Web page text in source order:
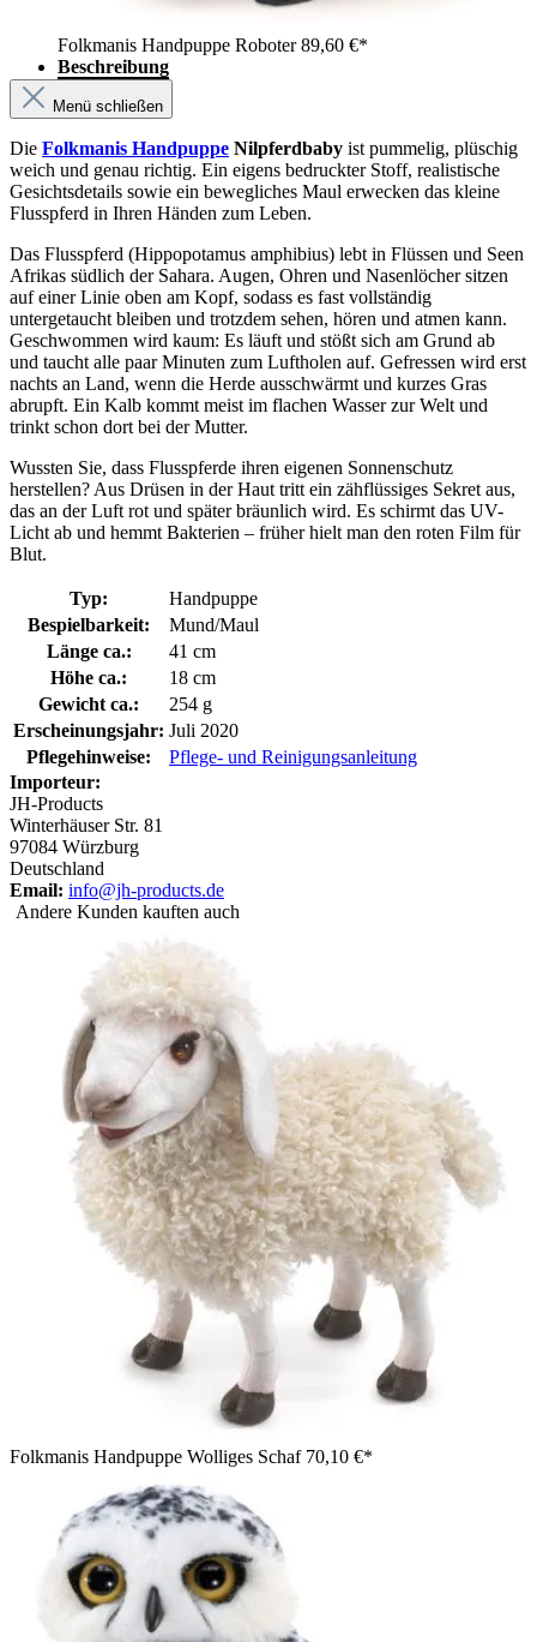
Folkmanis Handpuppe Roboter89,60 €*
Beschreibung
Menü schließen
Die Folkmanis Handpuppe Nilpferdbaby ist pummelig, plüschig
weich und genau richtig. Ein eigens bedruckter Stoff, realistische
Gesichtsdetails sowie ein bewegliches Maul erwecken das kleine
Flusspferd in Ihren Händen zum Leben.
Das Flusspferd (Hippopotamus amphibius) lebt in Flüssen und Seen
Afrikas südlich der Sahara. Augen, Ohren und Nasenlöcher sitzen
auf einer Linie oben am Kopf, sodass es fast vollständig
untergetaucht bleiben und trotzdem sehen, hören und atmen kann.
Geschwommen wird kaum: Es läuft und stößt sich am Grund ab
und taucht alle paar Minuten zum Luftholen auf. Gefressen wird erst
nachts an Land, wenn die Herde ausschwärmt und kurzes Gras
abrupft. Ein Kalb kommt meist im flachen Wasser zur Welt und
trinkt schon dort bei der Mutter.
Wussten Sie, dass Flusspferde ihren eigenen Sonnenschutz
herstellen? Aus Drüsen in der Haut tritt ein zähflüssiges Sekret aus,
das an der Luft rot und später bräunlich wird. Es schirmt das UV-
Licht ab und hemmt Bakterien – früher hielt man den roten Film für
Blut.
Typ:
Handpuppe
Bespielbarkeit:
Mund/Maul
Länge ca.:
41 cm
Höhe ca.:
18 cm
Gewicht ca.:
254 g
Erscheinungsjahr: Juli 2020
Pflegehinweise:
Pflege- und Reinigungsanleitung
Importeur:
JH-Products
Winterhäuser Str. 81
97084 Würzburg
Deutschland
Email: info@jh-products.de
Andere Kunden kauften auch
Folkmanis Handpuppe Wolliges Schaf 70,10 €*